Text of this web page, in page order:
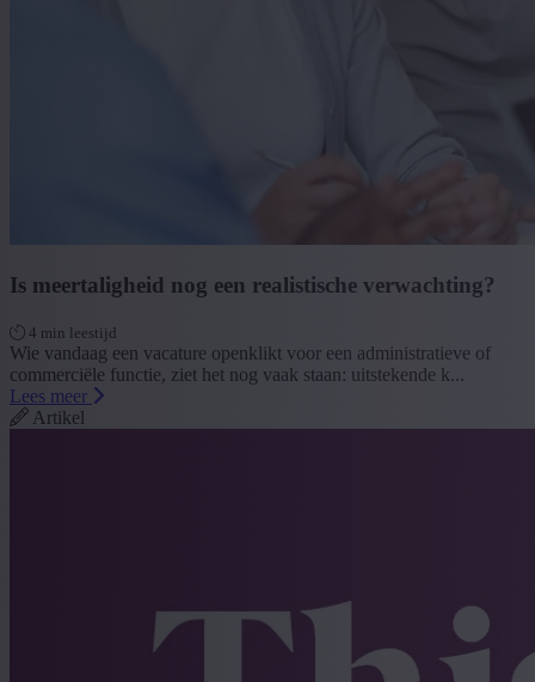
Is meertaligheid nog een realistische verwachting?
4 min leestijd
Wie vandaag een vacature openklikt voor een administratieve of
commerciële functie, ziet het nog vaak staan: uitstekende k...
Lees meer
Artikel